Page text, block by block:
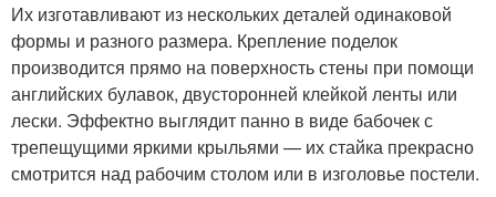
Их изготавливают из нескольких деталей одинаковой
формы и разного размера. Крепление поделок
производится прямо на поверхность стены при помощи
английских булавок, двусторонней клейкой ленты или
лески. Эффектно выглядит панно в виде бабочек с
трепещущими яркими крыльями — их стайка прекрасно
смотрится над рабочим столом или в изголовье постели.